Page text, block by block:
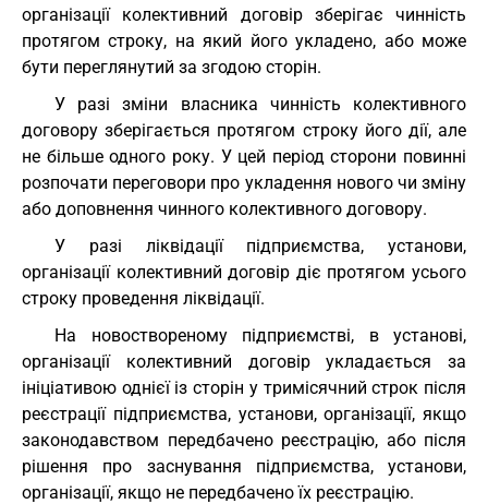
організації колективний договір зберігає чинність
протягом строку, на який його укладено, або може
бути переглянутий за згодою сторін.
У разі зміни власника чинність колективного
договору зберігається протягом строку його дії, але
не більше одного року. У цей період сторони повинні
розпочати переговори про укладення нового чи зміну
або доповнення чинного колективного договору.
У разі ліквідації підприємства, установи,
організації колективний договір діє протягом усього
строку проведення ліквідації.
На новоствореному підприємстві, в установі,
організації колективний договір укладається за
ініціативою однієї із сторін у тримісячний строк після
реєстрації підприємства, установи, організації, якщо
законодавством передбачено реєстрацію, або після
рішення про заснування підприємства, установи,
організації, якщо не передбачено їх реєстрацію.